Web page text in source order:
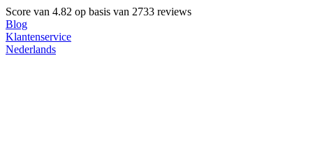
Score van 4.82 op basis van 2733 reviews
Blog
Klantenservice
Nederlands